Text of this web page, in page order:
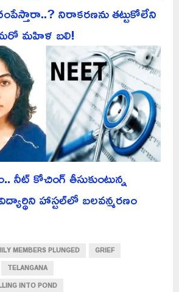
నిరాకరణను తట్టుకోలేని
మహిళ బలి!
కోచింగ్ తీసుకుంటున్న
హాస్టల్‌లో బలవన్మరణం
MEMBERS PLUNGED
GRIEF
TELANGANA
INTO POND